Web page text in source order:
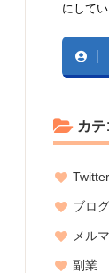
にしてい
カ
ブログ
メル
副業